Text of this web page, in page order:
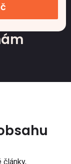
články,